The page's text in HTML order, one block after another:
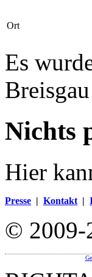
Ort
Es
Nichts
Hier
Presse | Kontakt |
© 2009-